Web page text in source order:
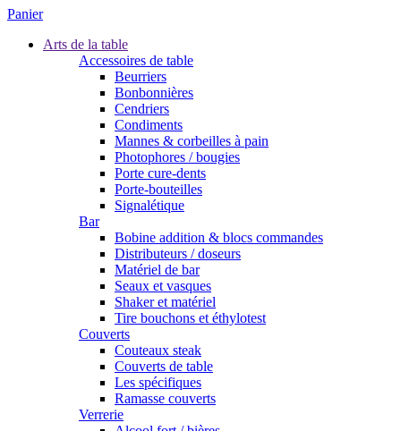
Panier
Arts de la table
Accessoires de table
Beurriers
Bonbonnières
Cendriers
Condiments
Mannes & corbeilles à pain
Photophores / bougies
Porte cure-dents
Porte-bouteilles
Signalétique
Bar
Bobine addition & blocs commandes
Distributeurs / doseurs
Matériel de bar
Seaux et vasques
Shaker et matériel
Tire bouchons et éthylotest
Couverts
Couteaux steak
Couverts de table
Les spécifiques
Ramasse couverts
Verrerie